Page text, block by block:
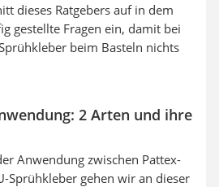
dieses Ratgebers auf in dem
gestellte Fragen ein, damit bei
beim Basteln nichts
2 Arten und ihre
Anwendung zwischen Pattex-
Sprühkleber gehen wir an dieser